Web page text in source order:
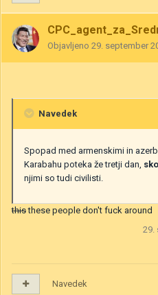
Objavljeno 29. september
Navedek
Spopad med armenskimi in
Karabahu poteka že tretji dan,
njimi so tudi civilisti.
thisthese people don't fuck around
29.
Navedek